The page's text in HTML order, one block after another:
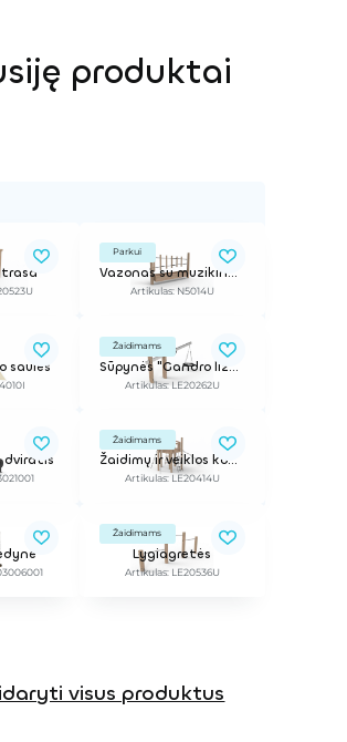
produktai
trasa
Parkui
Vazonas su muzikine gama
Artikulas: N5014U
saulės
Žaidimams
Sūpynės "Gandro lizdas"
Artikulas: LE20262U
dviratis
Žaidimams
Žaidimų ir veiklos kompleksas
Artikulas: LE20414U
Žaidimams
Lygiagretės
Artikulas: LE20536U
visus produktus